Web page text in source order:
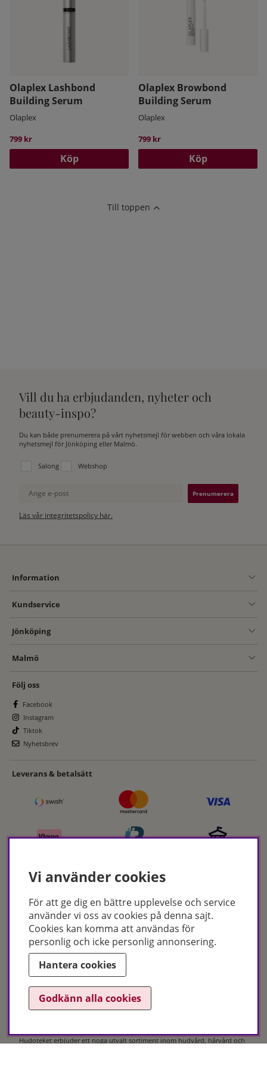
påfresta huden och ögonfransarna alltför mycket.
Olaplex Lashbond
Building Serum
Olaplex
799 kr
Köp
Olaplex Browbond
Building Serum
Olaplex
799 kr
Köp
Till toppen
Vill du ha erbjudanden, nyheter och
beauty-inspo?
Du kan både prenumerera på vårt nyhetsmejl för webben och våra lokala
nyhetsmejl för Jönköping eller Malmö.
Välj vilken lista du vill prenumerera på:
Salong Webshop
Ange e-post
Läs vår integritetspolicy här.
Information
Kundservice
Jönköping
Malmö
Följ oss
Facebook
Instagram
Tiktok
Nyhetsbrev
Leverans & betalsätt
Certifikat
Hudoteket erbjuder ett noga utvalt sortiment inom hudvård, hårvård och
Vi använder cookies
För att ge dig en bättre upplevelse och service
använder vi oss av cookies på denna sajt.
Cookies kan komma att användas för
personlig och icke personlig annonsering.
Hantera cookies
Godkänn alla cookies